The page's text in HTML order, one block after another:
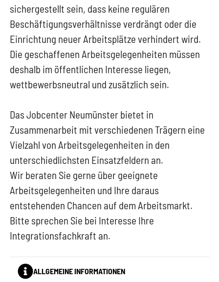
sichergestellt sein, dass keine regulären
Beschäftigungsverhältnisse verdrängt oder die
Einrichtung neuer Arbeitsplätze verhindert wird.
Die geschaffenen Arbeitsgelegenheiten müssen
deshalb im öffentlichen Interesse liegen,
wettbewerbsneutral und zusätzlich sein.
Das Jobcenter Neumünster bietet in
Zusammenarbeit mit verschiedenen Trägern eine
Vielzahl von Arbeitsgelegenheiten in den
unterschiedlichsten Einsatzfeldern an.
Wir beraten Sie gerne über geeignete
Arbeitsgelegenheiten und Ihre daraus
entstehenden Chancen auf dem Arbeitsmarkt.
Bitte sprechen Sie bei Interesse Ihre
Integrationsfachkraft an.
ALLGEMEINE INFORMATIONEN